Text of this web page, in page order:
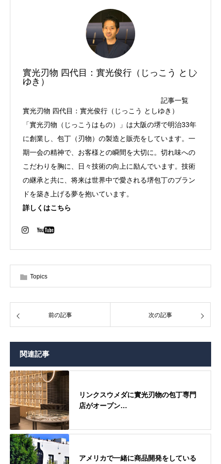
實光刃物 四代目：實光俊行（じっこう とし
ゆき）
記事一覧
實光刃物 四代目：實光俊行（じっこう としゆき）
「實光刃物（じっこうはもの）」は大阪の堺で明治33年
に創業し、包丁（刃物）の製造と販売をしています。一
期一会の精神で、お客様との瞬間を大切に。切れ味への
こだわりを胸に、日々技術の向上に励んでいます。技術
の継承と共に、将来は世界中で愛される堺包丁のブラン
ドを築き上げる夢を抱いています。
詳しくはこちら
Topics
前の記事 次の記事
関連記事
リンクスウメダに實光刃物の包丁専門
店がオープン…
アメリカで一緒に商品開発をしている